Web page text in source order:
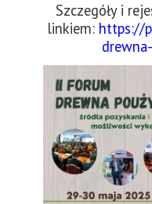
Szczegóły i
linkiem: https://